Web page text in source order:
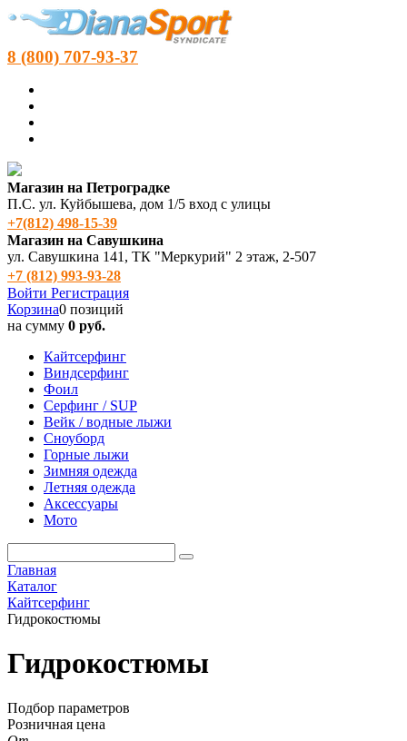
8 (800) 707-93-37
Магазин на Петроградке
П.С. ул. Куйбышева, дом 1/5 вход с улицы
+7(812) 498‑15-39
Магазин на Савушкина
ул. Савушкина 141, ТК "Меркурий" 2 этаж, 2-507
+7 (812) 993-93-28
Войти Регистрация
Корзина0 позиций
на сумму 0 руб.
Кайтсерфинг
Виндсерфинг
Фоил
Серфинг / SUP
Вейк / водные лыжи
Сноуборд
Горные лыжи
Зимняя одежда
Летняя одежда
Аксессуары
Мото
Главная
Каталог
Кайтсерфинг
Гидрокостюмы
Гидрокостюмы
Подбор параметров
Розничная цена